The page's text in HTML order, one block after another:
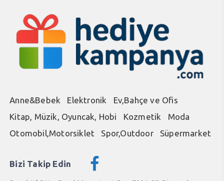
Anne&Bebek Elektronik
Ev,Bahçe ve Ofis
Kitap, Müzik, Oyuncak, Hobi
Kozmetik
Moda
Otomobil,Motorsiklet
Spor,Outdoor Süpermarket
Bizi Takip Edin